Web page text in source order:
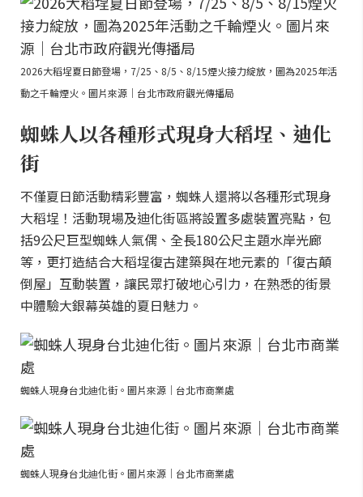
2026大稻埕夏日節登場，7/25、8/5、8/15煙火接力綻放，圖為2025年活
動之千輪煙火。圖片來源｜台北市政府觀光傳播局
蜘蛛人以各種形式現身大稻埕、迪化
街
不僅夏日節活動精彩豐富，蜘蛛人還將以各種形式現身
大稻埕！活動現場及迪化街區將設置多處裝置亮點，包
括9公尺巨型蜘蛛人氣偶、全長180公尺主題水岸光廊
等，更打造結合大稻埕復古建築與在地元素的「復古顛
倒屋」互動裝置，讓民眾打破地心引力，在熟悉的街景
中體驗大銀幕英雄的夏日魅力。
蜘蛛人現身台北迪化街。圖片來源｜台北市商業處
蜘蛛人現身台北迪化街。圖片來源｜台北市商業處